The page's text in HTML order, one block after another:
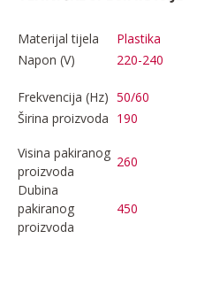
Materijal tijela Plastika
Napon (V)
220-240
Frekvencija (Hz) 50/60
Širina proizvoda 190
Visina pakiranog
proizvoda
260
Dubina
pakiranog
proizvoda
450